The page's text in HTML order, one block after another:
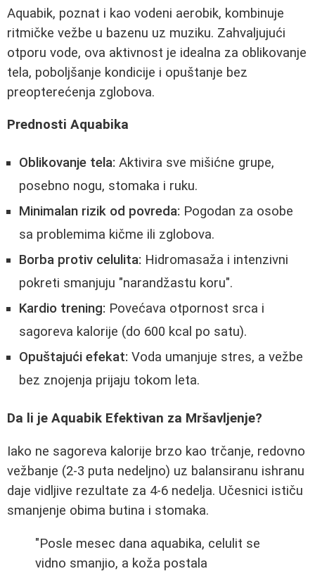
Aquabik, poznat i kao vodeni aerobik, kombinuje
ritmičke vežbe u bazenu uz muziku. Zahvaljujući
otporu vode, ova aktivnost je idealna za oblikovanje
tela, poboljšanje kondicije i opuštanje bez
preopterećenja zglobova.
Prednosti Aquabika
Oblikovanje tela: Aktivira sve mišićne grupe,
posebno nogu, stomaka i ruku.
Minimalan rizik od povreda: Pogodan za osobe
sa problemima kičme ili zglobova.
Borba protiv celulita: Hidromasaža i intenzivni
pokreti smanjuju "narandžastu koru".
Kardio trening: Povećava otpornost srca i
sagoreva kalorije (do 600 kcal po satu).
Opuštajući efekat: Voda umanjuje stres, a vežbe
bez znojenja prijaju tokom leta.
Da li je Aquabik Efektivan za Mršavljenje?
Iako ne sagoreva kalorije brzo kao trčanje, redovno
vežbanje (2-3 puta nedeljno) uz balansiranu ishranu
daje vidljive rezultate za 4-6 nedelja. Učesnici ističu
smanjenje obima butina i stomaka.
"Posle mesec dana aquabika, celulit se
vidno smanjio, a koža postala